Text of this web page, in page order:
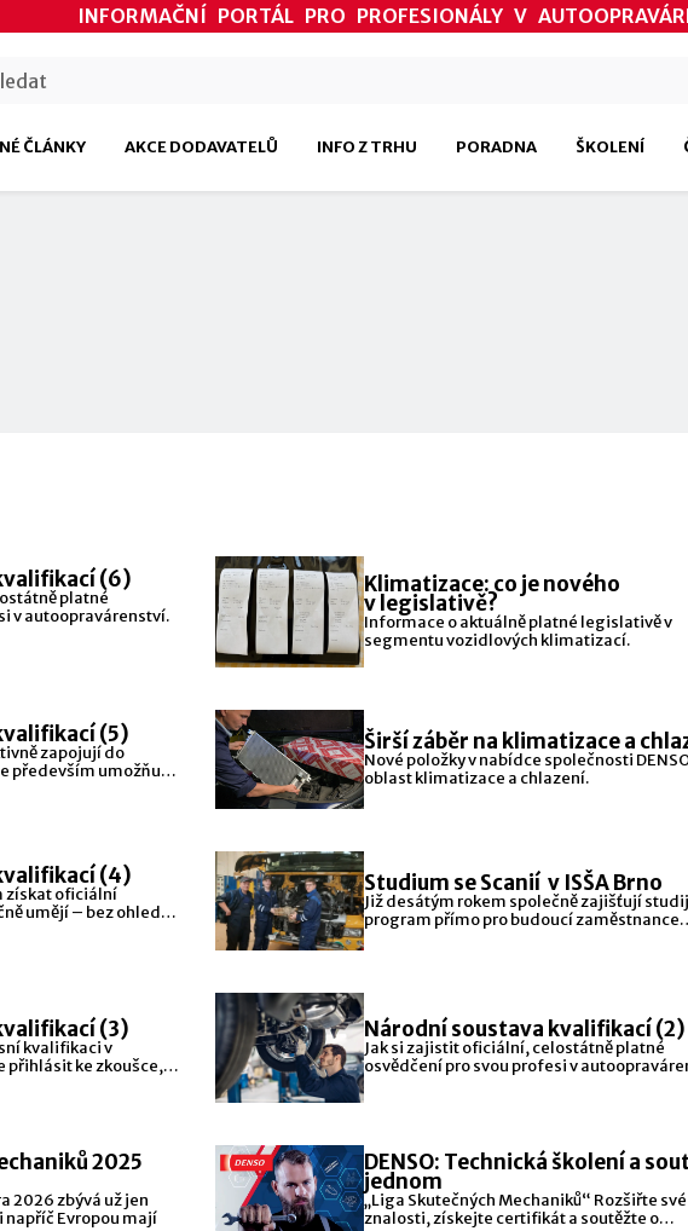
INFORMAČNÍ PORTÁL PRO PROFESIONÁLY V
ČLÁNKY AKCE DODAVATELŮ INFO Z TRHU PORADNA ŠKOLENÍ
(6)
platné
v autoopravárenství.
Klimatizace: co je nového
v legislativě?
Informace o aktuálně platné legislativě v
segmentu vozidlových klimatizací.
(5)
zapojují do
především umožňují
oficiálně
Širší záběr na klimatizace a
Nové položky v nabídce společnosti
oblast klimatizace a chlazení.
(4)
získat oficiální
umějí – bez ohledu
Studium se Scanií v ISŠA Brno
Již desátým rokem společně zajišťují
program přímo pro budoucí zaměstnance
(3)
kvalifikaci v
přihlásit ke zkoušce,
Národní soustava kvalifikací (2)
Jak si zajistit oficiální, celostátně platné
osvědčení pro svou profesi v
2025
2026 zbývá už jen
napříč Evropou mají
DENSO: Technická školení a
jednom
„Liga Skutečných Mechaniků“ Rozšiřte své
znalosti, získejte certifikát a soutěžte o